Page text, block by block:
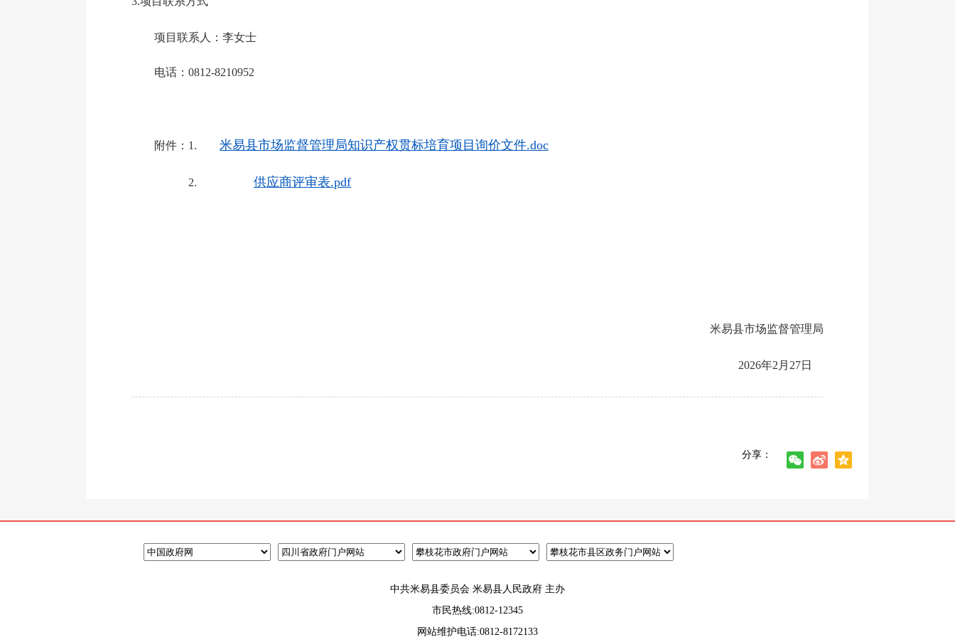
项目联系人： 李女士
电话：0812-8210952
附件： 1. 米易县市场监督管理局知识产权贯标培育项目询价文件.doc
2. 供应商评审表.pdf
米易县市场监督管理局
2026年2 月 27日
分享：
中共米易县委员会 米易县人民政府 主办
市民热线:0812-12345
网站维护电话:0812-8172133